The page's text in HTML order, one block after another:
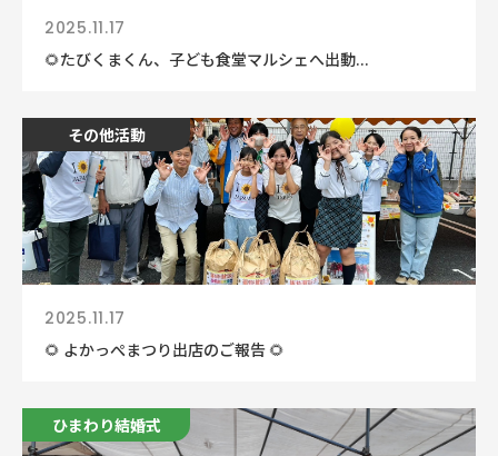
2025.11.17
🌻たびくまくん、子ども食堂マルシェへ出動...
その他活動
2025.11.17
🌻 よかっぺまつり出店のご報告 🌻
ひまわり結婚式